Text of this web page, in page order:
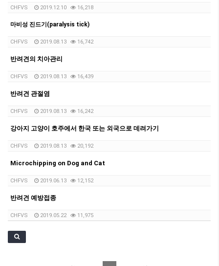
CHFVS 2019.12.10 16,218
마비성 진드기(paralysis tick)
CHFVS 2019.08.13 16,742
반려견의 치아관리
CHFVS 2019.08.13 16,439
반려견 관절염
CHFVS 2019.08.13 16,242
강아지 고양이 호주에서 한국 또는 외국으로 데려가기
CHFVS 2019.08.13 20,192
Microchipping on Dog and Cat
CHFVS 2019.06.13 12,152
반려견 예방접종
CHFVS 2019.05.22 11,975